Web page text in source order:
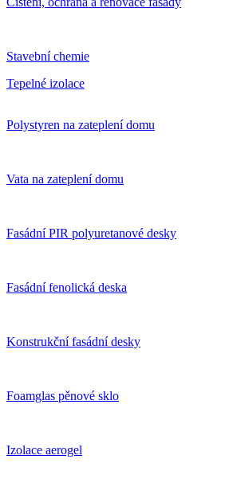
Stavební chemie
Tepelné izolace
Polystyren na zateplení domu
Vata na zateplení domu
Fasádní PIR polyuretanové desky
Fasádní fenolická deska
Konstrukční fasádní desky
Foamglas pěnové sklo
Izolace aerogel